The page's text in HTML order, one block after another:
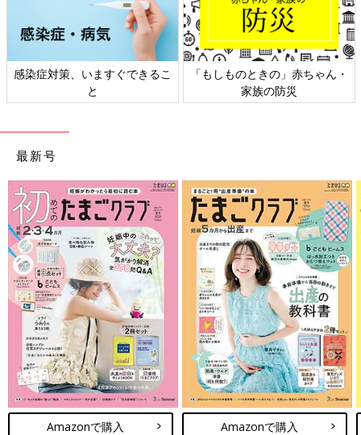
日本外来小児科学会リーフレッ
ト検討会
六星占術 細木かおりさんの人生
相談
最新号
Amazonで購入 Amazonで購入